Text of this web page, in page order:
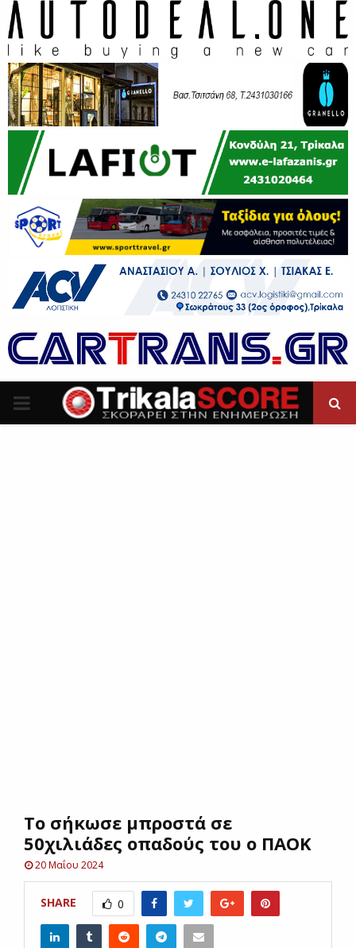
P
UTo σήκωσε μπροστά σε
50χιλιάδες οπαδούς του ο ΠΑΟΚ
20 Μαΐου 2024
SHARE 0